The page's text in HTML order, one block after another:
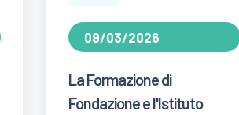
09/03/2026
La Formazione di
Fondazione e l'Istituto